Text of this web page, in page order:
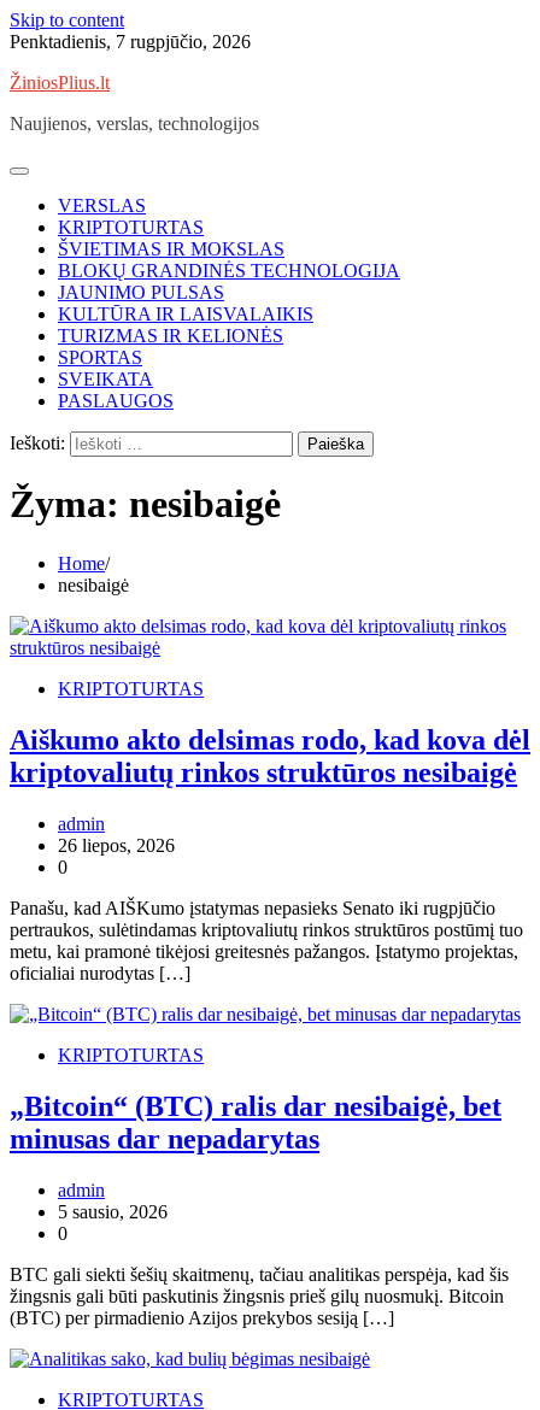
Skip to content
Penktadienis, 7 rugpjūčio, 2026
ŽiniosPlius.lt
Naujienos, verslas, technologijos
VERSLAS
KRIPTOTURTAS
ŠVIETIMAS IR MOKSLAS
BLOKŲ GRANDINĖS TECHNOLOGIJA
JAUNIMO PULSAS
KULTŪRA IR LAISVALAIKIS
TURIZMAS IR KELIONĖS
SPORTAS
SVEIKATA
PASLAUGOS
Ieškoti:
Žyma: nesibaigė
Home
nesibaigė
KRIPTOTURTAS
Aiškumo akto delsimas rodo, kad kova dėl
kriptovaliutų rinkos struktūros nesibaigė
admin
26 liepos, 2026
0
Panašu, kad AIŠKumo įstatymas nepasieks Senato iki rugpjūčio
pertraukos, sulėtindamas kriptovaliutų rinkos struktūros postūmį tuo
metu, kai pramonė tikėjosi greitesnės pažangos. Įstatymo projektas,
oficialiai nurodytas […]
KRIPTOTURTAS
„Bitcoin“ (BTC) ralis dar nesibaigė, bet
minusas dar nepadarytas
admin
5 sausio, 2026
0
BTC gali siekti šešių skaitmenų, tačiau analitikas perspėja, kad šis
žingsnis gali būti paskutinis žingsnis prieš gilų nuosmukį. Bitcoin
(BTC) per pirmadienio Azijos prekybos sesiją […]
KRIPTOTURTAS